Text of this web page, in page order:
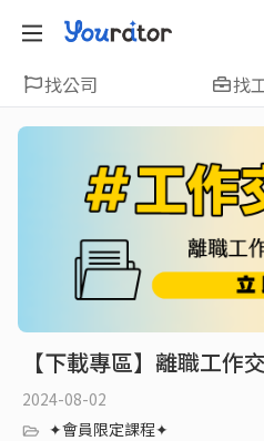
找公司 找
【下載專區】離職工作
2024-08-02
✦會員限定課程✦